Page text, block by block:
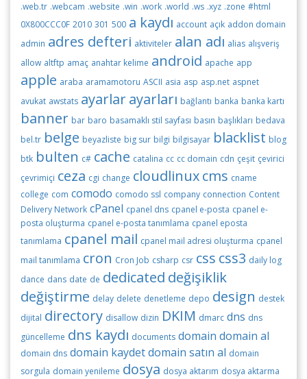
.web.tr .webcam .website .win .work .world .ws .xyz .zone #html
0X800CCC0F 2010 301 500 a kaydı account açık addon domain
admin adres defteri aktiviteler alan adı alias alışveriş
allow altftp amaç anahtar kelime android apache app
apple araba aramamotoru ASCII asia asp asp.net aspnet
avukat awstats ayarlarayarları bağlantı banka banka kartı
banner bar baro basamaklı stil sayfası basın başlıkları bedava
bel.tr belge beyazliste big sur bilgi bilgisayar blacklist blog
btk bulten c# cache catalina cc cc domain cdn çeşit çevirici
çevrimiçi ceza cgi change cloudlinuxcms cname
college com comodo comodo ssl company connection Content
Delivery Network cPanel cpanel dns cpanel e-posta cpanel e-
posta oluşturma cpanel e-posta tanımlama cpanel eposta
tanımlama cpanel mail cpanel mail adresi oluşturma cpanel
mail tanımlama cron Cron Job csharp csr css css3 daily log
dance dans date de dedicated değişiklik
değiştirme delay delete denetleme depo design destek
dijital directory disallow dizin DKIM dmarc dns dns
güncelleme dns kaydı documents domain domain al
domain dns domain kaydetdomain satın al domain
sorgula domain yenileme dosya dosya aktarım dosya aktarma